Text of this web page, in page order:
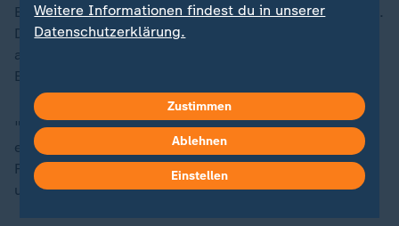
Einkommen von 280.000 Euro ein Satz von 47 Prozent.
Derzeit liegt der Höchststeuersatz bei 45 Prozent, der
ab einem zu versteuernden Einkommen von 277.826
Euro greift.
"Die Höchstverdiener in unserem Land werden also
einen größeren Anteil übernehmen", sagte SPD-
Finanzminister
Lars Klingbeil . "Das ist gerecht, damit
unser Land vorankommt."
Weitere Informationen findest du in unserer
Datenschutzerklärung.
Zustimmen
Ablehnen
Einstellen